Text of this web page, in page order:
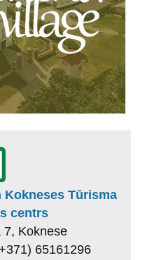
Tūrisma
centrs
7, Koknese
65161296